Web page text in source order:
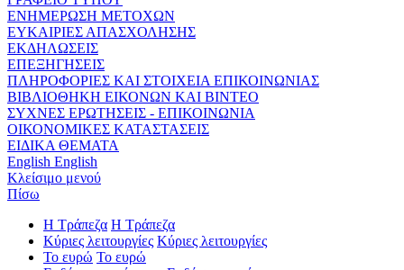
ΕΝΗΜΕΡΩΣΗ ΜΕΤΟΧΩΝ
ΕΥΚΑΙΡΙΕΣ ΑΠΑΣΧΟΛΗΣΗΣ
ΕΚΔΗΛΩΣΕΙΣ
ΕΠΕΞΗΓΗΣΕΙΣ
ΠΛΗΡΟΦΟΡΙΕΣ ΚΑΙ ΣΤΟΙΧΕΙΑ ΕΠΙΚΟΙΝΩΝΙΑΣ
ΒΙΒΛΙΟΘΗΚΗ ΕΙΚΟΝΩΝ ΚΑΙ ΒΙΝΤΕΟ
ΣΥΧΝΕΣ ΕΡΩΤΗΣΕΙΣ - ΕΠΙΚΟΙΝΩΝΙΑ
ΟΙΚΟΝΟΜΙΚΕΣ ΚΑΤΑΣΤΑΣΕΙΣ
ΕΙΔΙΚΑ ΘΕΜΑΤΑ
English English
Κλείσιμο μενού
Πίσω
Η Τράπεζα Η Τράπεζα
Κύριες λειτουργίες Κύριες λειτουργίες
Το ευρώ Το ευρώ